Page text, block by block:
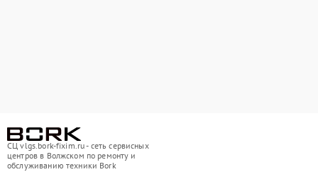
СЦ vlgs.bork-fixim.ru - сеть сервисных
центров в Волжском по ремонту и
обслуживанию техники Bork